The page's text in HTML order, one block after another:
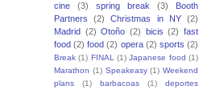
cine
(3) spring break (3)
Booth
Partners
(2) Christmas in NY
(2)
Madrid (2) Otoño (2) bicis (2) fast
food (2) food (2) opera (2) sports (2)
Break (1) FINAL (1) Japanese food (1)
Marathon (1) Speakeasy (1) Weekend
plans
(1) barbacoas (1)
deportes